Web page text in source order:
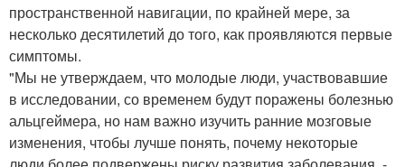
пространственной навигации, по крайней мере, за
несколько десятилетий до того, как проявляются первые
симптомы.
"Мы не утверждаем, что молодые люди, участвовавшие
в исследовании, со временем будут поражены болезнью
альцгеймера, но нам важно изучить ранние мозговые
изменения, чтобы лучше понять, почему некоторые